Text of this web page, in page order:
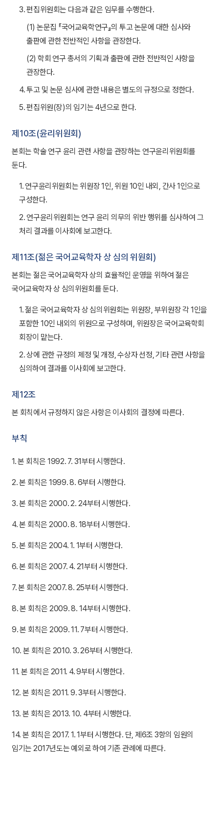
3. 편집위원회는 다음과 같은 임무를 수행한다.
(1) 논문집 『국어교육학연구』의 투고 논문에 대한 심사와
출판에 관한 전반적인 사항을 관장한다.
(2) 학회 연구 총서의 기획과 출판에 관한 전반적인 사항을
관장한다.
4. 투고 및 논문 심사에 관한 내용은 별도의 규정으로 정한다.
5. 편집위원(장)의 임기는 4년으로 한다.
제10조(윤리위원회)
본회는 학술 연구 윤리 관련 사항을 관장하는 연구윤리위원회를
둔다.
1. 연구윤리위원회는 위원장 1인, 위원 10인 내외, 간사 1인으로
구성한다.
2. 연구윤리위원회는 연구 윤리 의무의 위반 행위를 심사하여 그
처리 결과를 이사회에 보고한다.
제11조(젊은 국어교육학자 상 심의 위원회)
본회는 젊은 국어교육학자 상의 효율적인 운영을 위하여 젊은
국어교육학자 상 심의위원회를 둔다.
1. 젊은 국어교육학자 상 심의위원회는 위원장, 부위원장 각 1인을
포함한 10인 내외의 위원으로 구성하며, 위원장은 국어교육학회
회장이 맡는다.
2. 상에 관한 규정의 제정 및 개정, 수상자 선정, 기타 관련 사항을
심의하여 결과를 이사회에 보고한다.
제12조
본 회칙에서 규정하지 않은 사항은 이사회의 결정에 따른다.
부칙
1. 본 회칙은 1992. 7. 31부터 시행한다.
2. 본 회칙은 1999. 8. 6부터 시행한다.
3. 본 회칙은 2000. 2. 24부터 시행한다.
4. 본 회칙은 2000. 8. 18부터 시행한다.
5. 본 회칙은 2004. 1. 1부터 시행한다.
6. 본 회칙은 2007. 4. 21부터 시행한다.
7. 본 회칙은 2007. 8. 25부터 시행한다.
8. 본 회칙은 2009. 8. 14부터 시행한다.
9. 본 회칙은 2009. 11. 7부터 시행한다.
10. 본 회칙은 2010. 3. 26부터 시행한다.
11. 본 회칙은 2011. 4. 9부터 시행한다.
12. 본 회칙은 2011. 9. 3부터 시행한다.
13. 본 회칙은 2013. 10. 4부터 시행한다.
14. 본 회칙은 2017. 1. 1부터 시행한다. 단, 제6조 3항의 임원의
임기는 2017년도는 예외로 하여 기존 관례에 따른다.